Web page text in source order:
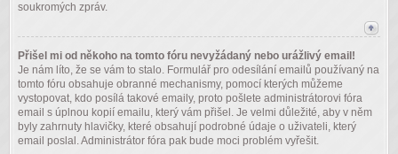
soukromých zpráv.
Přišel mi od někoho na tomto fóru nevyžádaný nebo urážlivý email!
Je nám líto, že se vám to stalo. Formulář pro odesílání emailů používaný na
tomto fóru obsahuje obranné mechanismy, pomocí kterých můžeme
vystopovat, kdo posílá takové emaily, proto pošlete administrátorovi fóra
email s úplnou kopií emailu, který vám přišel. Je velmi důležité, aby v něm
byly zahrnuty hlavičky, které obsahují podrobné údaje o uživateli, který
email poslal. Administrátor fóra pak bude moci problém vyřešit.